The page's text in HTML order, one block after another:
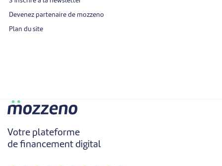
Devenez partenaire de mozzeno
Plan du site
Votre plateforme
de financement digital